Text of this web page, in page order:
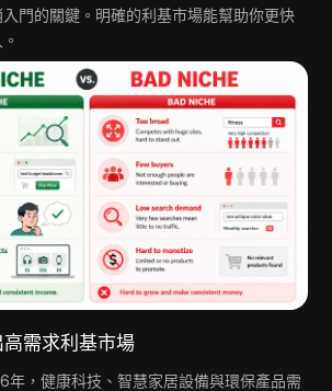
門的關鍵。明確的利基市場能幫助你更快
需求利基市場
年，健康科技、智慧家居設備與環保產品需